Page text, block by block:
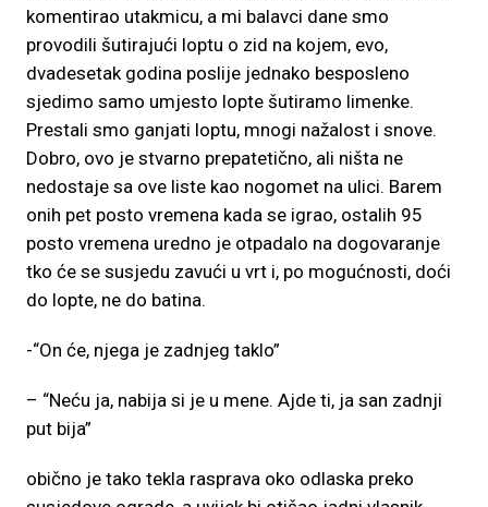
komentirao utakmicu, a mi balavci dane smo
provodili šutirajući loptu o zid na kojem, evo,
dvadesetak godina poslije jednako besposleno
sjedimo samo umjesto lopte šutiramo limenke.
Prestali smo ganjati loptu, mnogi nažalost i snove.
Dobro, ovo je stvarno prepatetično, ali ništa ne
nedostaje sa ove liste kao nogomet na ulici. Barem
onih pet posto vremena kada se igrao, ostalih 95
posto vremena uredno je otpadalo na dogovaranje
tko će se susjedu zavući u vrt i, po mogućnosti, doći
do lopte, ne do batina.
-“On će, njega je zadnjeg taklo”
– “Neću ja, nabija si je u mene. Ajde ti, ja san zadnji
put bija”
obično je tako tekla rasprava oko odlaska preko